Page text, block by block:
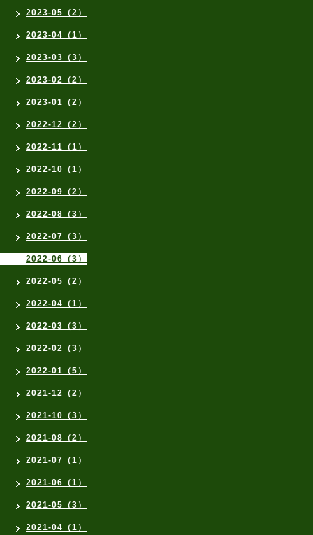
2023-05（2）
2023-04（1）
2023-03（3）
2023-02（2）
2023-01（2）
2022-12（2）
2022-11（1）
2022-10（1）
2022-09（2）
2022-08（3）
2022-07（3）
2022-06（3）
2022-05（2）
2022-04（1）
2022-03（3）
2022-02（3）
2022-01（5）
2021-12（2）
2021-10（3）
2021-08（2）
2021-07（1）
2021-06（1）
2021-05（3）
2021-04（1）